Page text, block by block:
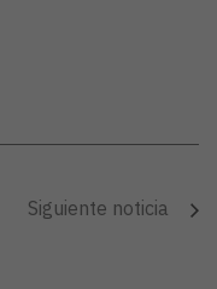
Siguiente noticia